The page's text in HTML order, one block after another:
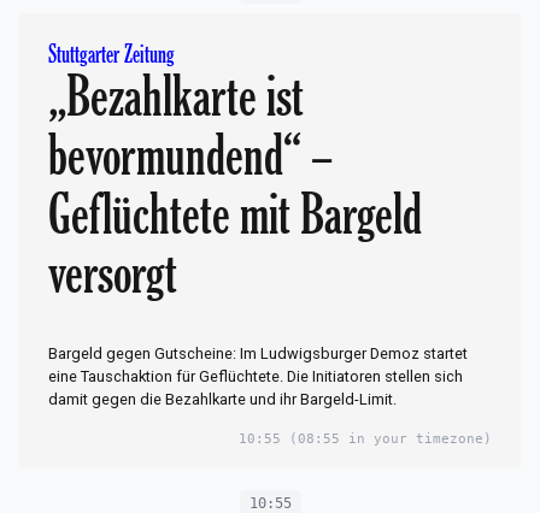
Stuttgarter Zeitung
„Bezahlkarte ist
bevormundend“ –
Geflüchtete mit Bargeld
versorgt
Bargeld gegen Gutscheine: Im Ludwigsburger Demoz startet
eine Tauschaktion für Geflüchtete. Die Initiatoren stellen sich
damit gegen die Bezahlkarte und ihr Bargeld-Limit.
10:55 (08:55 in your timezone)
10:55